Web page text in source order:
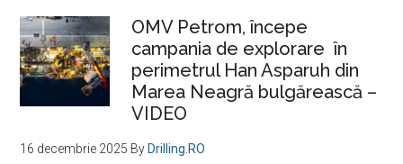
pe
baril,
nivel
record
ultimii
OMV Petrom, începe
campania de explorare în
perimetrul Han Asparuh din
Marea Neagră bulgărească –
VIDEO
16 decembrie 2025 By Drilling.RO